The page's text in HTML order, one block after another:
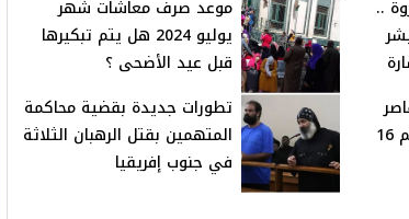
..
موعد صرف معاشات شهر
يوليو 2024 هل يتم تبكيرها
قبل عيد الأضحى ؟
مارتينا أسامة رمزي إبراهيم 16
تطورات جديدة بقضية محاكمة
المتهمين بقتل الرهبان الثلاثة
في جنوب إفريقيا